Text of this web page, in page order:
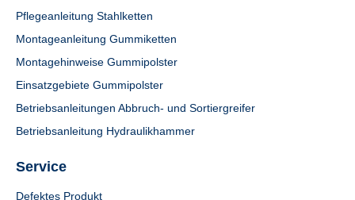
Pflegeanleitung Stahlketten
Montageanleitung Gummiketten
Montagehinweise Gummipolster
Einsatzgebiete Gummipolster
Betriebsanleitungen Abbruch- und Sortiergreifer
Betriebsanleitung Hydraulikhammer
Service
Defektes Produkt